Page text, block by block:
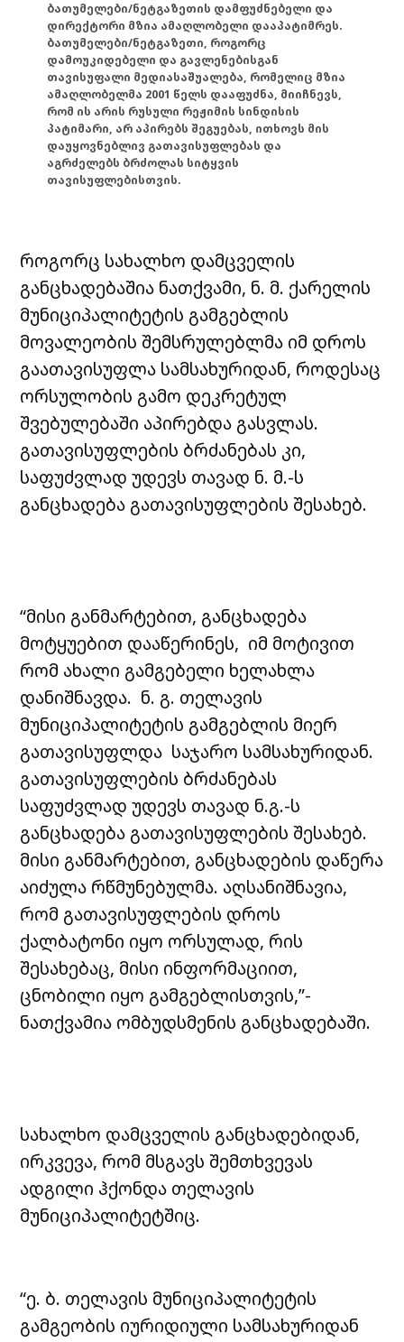
ბათუმელები/ნეტგაზეთის დამფუძნებელი და
დირექტორი მზია ამაღლობელი დააპატიმრეს.
ბათუმელები/ნეტგაზეთი, როგორც
დამოუკიდებელი და გავლენებისგან
თავისუფალი მედიასაშუალება, რომელიც მზია
ამაღლობელმა 2001 წელს დააფუძნა, მიიჩნევს,
რომ ის არის რუსული რეჟიმის სინდისის
პატიმარი, არ აპირებს შეგუებას, ითხოვს მის
დაუყოვნებლივ გათავისუფლებას და
აგრძელებს ბრძოლას სიტყვის
თავისუფლებისთვის.
როგორც სახალხო დამცველის
განცხადებაშია ნათქვამი, ნ. მ. ქარელის
მუნიციპალიტეტის გამგებლის
მოვალეობის შემსრულებლმა იმ დროს
გაათავისუფლა სამსახურიდან, როდესაც
ორსულობის გამო დეკრეტულ
შვებულებაში აპირებდა გასვლას.
გათავისუფლების ბრძანებას კი,
საფუძვლად უდევს თავად ნ. მ.-ს
განცხადება გათავისუფლების შესახებ.
“მისი განმარტებით, განცხადება
მოტყუებით დააწერინეს, იმ მოტივით
რომ ახალი გამგებელი ხელახლა
დანიშნავდა. ნ. გ. თელავის
მუნიციპალიტეტის გამგებლის მიერ
გათავისუფლდა საჯარო სამსახურიდან.
გათავისუფლების ბრძანებას
საფუძვლად უდევს თავად ნ.გ.-ს
განცხადება გათავისუფლების შესახებ.
მისი განმარტებით, განცხადების დაწერა
აიძულა რწმუნებულმა. აღსანიშნავია,
რომ გათავისუფლების დროს
ქალბატონი იყო ორსულად, რის
შესახებაც, მისი ინფორმაციით,
ცნობილი იყო გამგებლისთვის,”-
ნათქვამია ომბუდსმენის განცხადებაში.
სახალხო დამცველის განცხადებიდან,
ირკვევა, რომ მსგავს შემთხვევას
ადგილი ჰქონდა თელავის
მუნიციპალიტეტშიც.
“ე. ბ. თელავის მუნიციპალიტეტის
გამგეობის იურიდიული სამსახურიდან